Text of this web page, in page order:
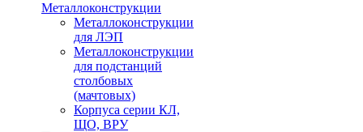
Металлоконструкции
Металлоконструкции
для ЛЭП
Металлоконструкции
для подстанций
столбовых
(мачтовых)
Корпуса серии КЛ,
ЩО, ВРУ